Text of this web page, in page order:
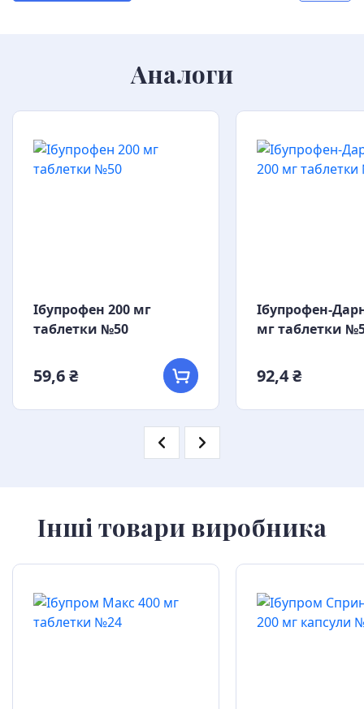
Аналоги
Ібупрофен 200 мг
таблетки №50
59,6 ₴
Ібупрофен-
мг таблетки
92,4 ₴
Інші товари виробника